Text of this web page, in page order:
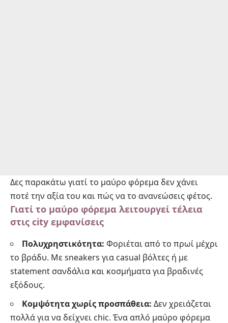
Δες παρακάτω γιατί το μαύρο φόρεμα δεν χάνει
ποτέ την αξία του και πώς να το ανανεώσεις φέτος.
Γιατί το μαύρο φόρεμα λειτουργεί τέλεια
στις city εμφανίσεις
Πολυχρηστικότητα: Φοριέται από το πρωί μέχρι
το βράδυ. Με sneakers για casual βόλτες ή με
statement σανδάλια και κοσμήματα για βραδινές
εξόδους.
Κομψότητα χωρίς προσπάθεια: Δεν χρειάζεται
πολλά για να δείχνει chic. Ένα απλό μαύρο φόρεμα